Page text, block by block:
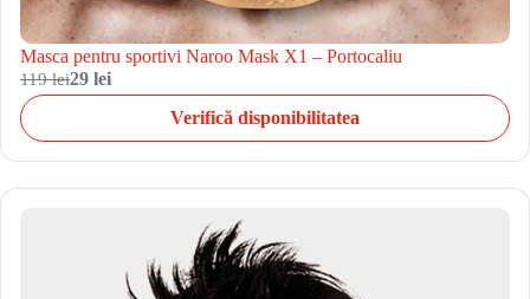
Masca pentru sportivi Naroo Mask X1 – Portocaliu
119 lei29 lei
Verifică disponibilitatea